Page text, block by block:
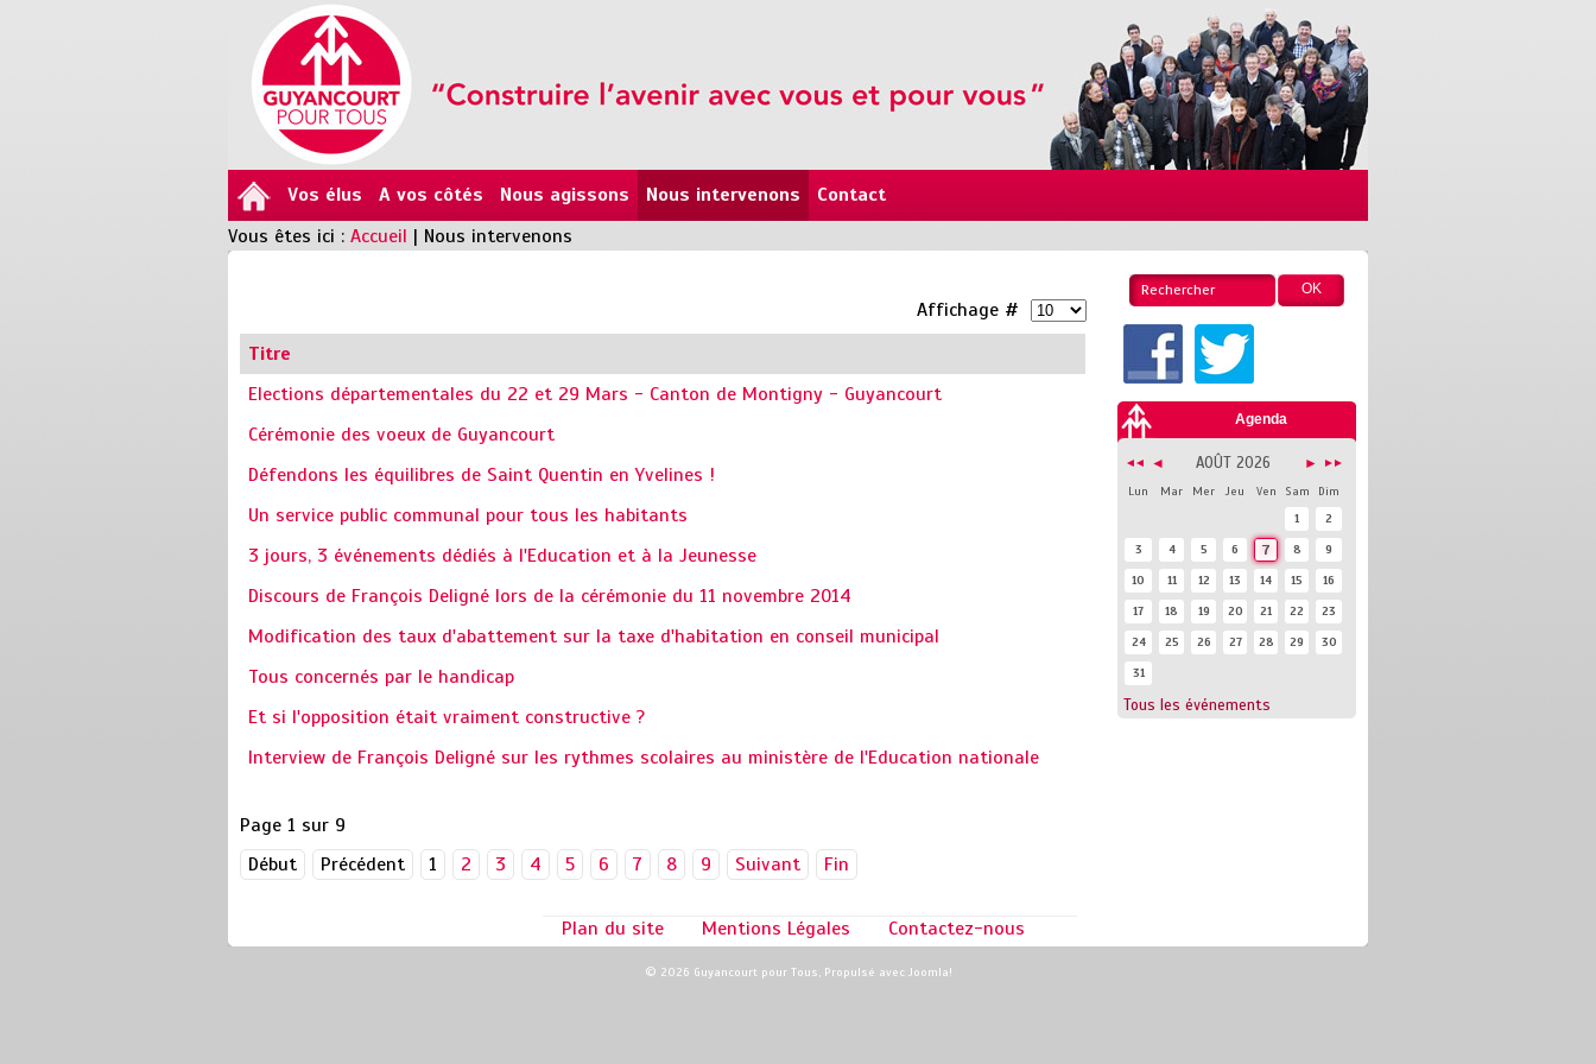
Vos élus A vos côtés Nous agissons Nous intervenons
Contact
Vous êtes ici : Accueil | Nous intervenons
Agenda
◄◄ ◄ ►►
►
AOÛT 2026
Lun Mar Mer Jeu Ven Sam
Dim
1
2
3
4 5 6 7 8
9
10
11 12 13 14 15
16
17
18 19 20 21 22
23
24
25 26 27 28 29
30
31
Tous les événements
Affichage #
Titre
Elections départementales du 22 et 29 Mars - Canton de Montigny - Guyancourt
Cérémonie des voeux de Guyancourt
Défendons les équilibres de Saint Quentin en Yvelines !
Un service public communal pour tous les habitants
3 jours, 3 événements dédiés à l'Education et à la Jeunesse
Discours de François Deligné lors de la cérémonie du 11 novembre 2014
Modification des taux d'abattement sur la taxe d'habitation en conseil municipal
Tous concernés par le handicap
Et si l'opposition était vraiment constructive ?
Interview de François Deligné sur les rythmes scolaires au ministère de l'Education nationale
Page 1 sur 9
Début
Précédent 1 2 3 4 5 6 7 8 9 Suivant Fin
Plan du site Mentions Légales Contactez-nous
© 2026 Guyancourt pour Tous, Propulsé avec Joomla!